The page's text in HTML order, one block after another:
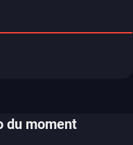
du moment